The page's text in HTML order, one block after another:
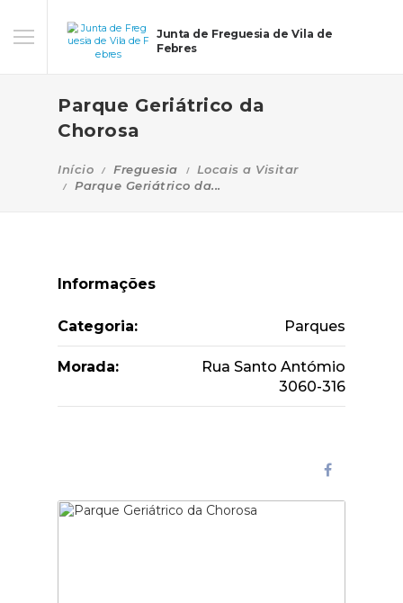
Junta de Freguesia de Vila de
Febres
Parque Geriátrico da
Chorosa
Início Freguesia
Locais a Visitar
Parque Geriátrico da...
Informações
Categoria: Parques
Morada:
Rua Santo Antómio
3060-316